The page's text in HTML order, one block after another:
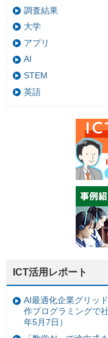
調査結果
大学
アプリ
AI
STEM
英語
ICT活用レポート
AI最適化企業グリッ
作プログラミングで
年5月7日）